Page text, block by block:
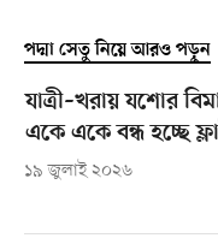
পদ্মা সেতু নিয়ে আরও পড়ুন
যাত্রী–খরায় যশোর
একে একে বন্ধ হচ্ছে
১৯ জুলাই ২০২৬